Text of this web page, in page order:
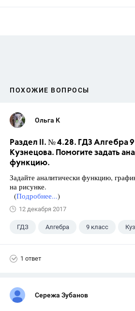
ПОХОЖИЕ ВОПРОСЫ
Ольга К
Раздел II. № 4.28. ГДЗ Алгебра
Кузнецова. Помогите задать
функцию.
Задайте аналитически функцию,
на рисунке.
(Подробнее...)
12 декабря 2017
ГДЗ Алгебра 9 класс
1 ответ
Сережа Зубанов